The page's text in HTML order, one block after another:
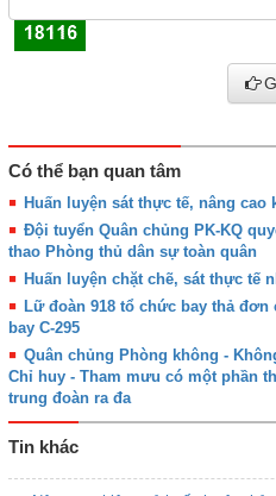
Có thể bạn quan tâm
Huấn luyện sát thực tế, nâng cao
Đội tuyển Quân chủng PK-KQ
thao Phòng thủ dân sự toàn quân
Huấn luyện chặt chẽ, sát thực tế
Lữ đoàn 918 tổ chức bay thả
bay C-295
Quân chủng Phòng không -
Chỉ huy - Tham mưu có một phần
trung đoàn ra đa
Tin khác